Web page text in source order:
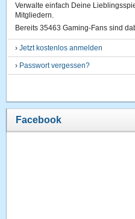
Verwalte einfach Deine
Mitgliedern.
Bereits 35463 Gaming-Fans sind
›Jetzt kostenlos anmelden
› Passwort vergessen?
Facebook